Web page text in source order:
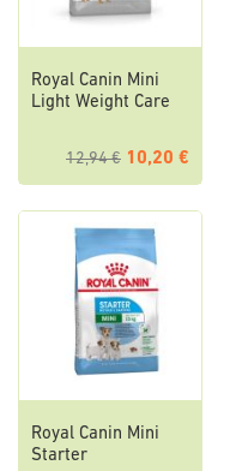
Royal Canin Mini
Light Weight Care
12,94 € 10,20 €
Royal Canin Mini
Starter